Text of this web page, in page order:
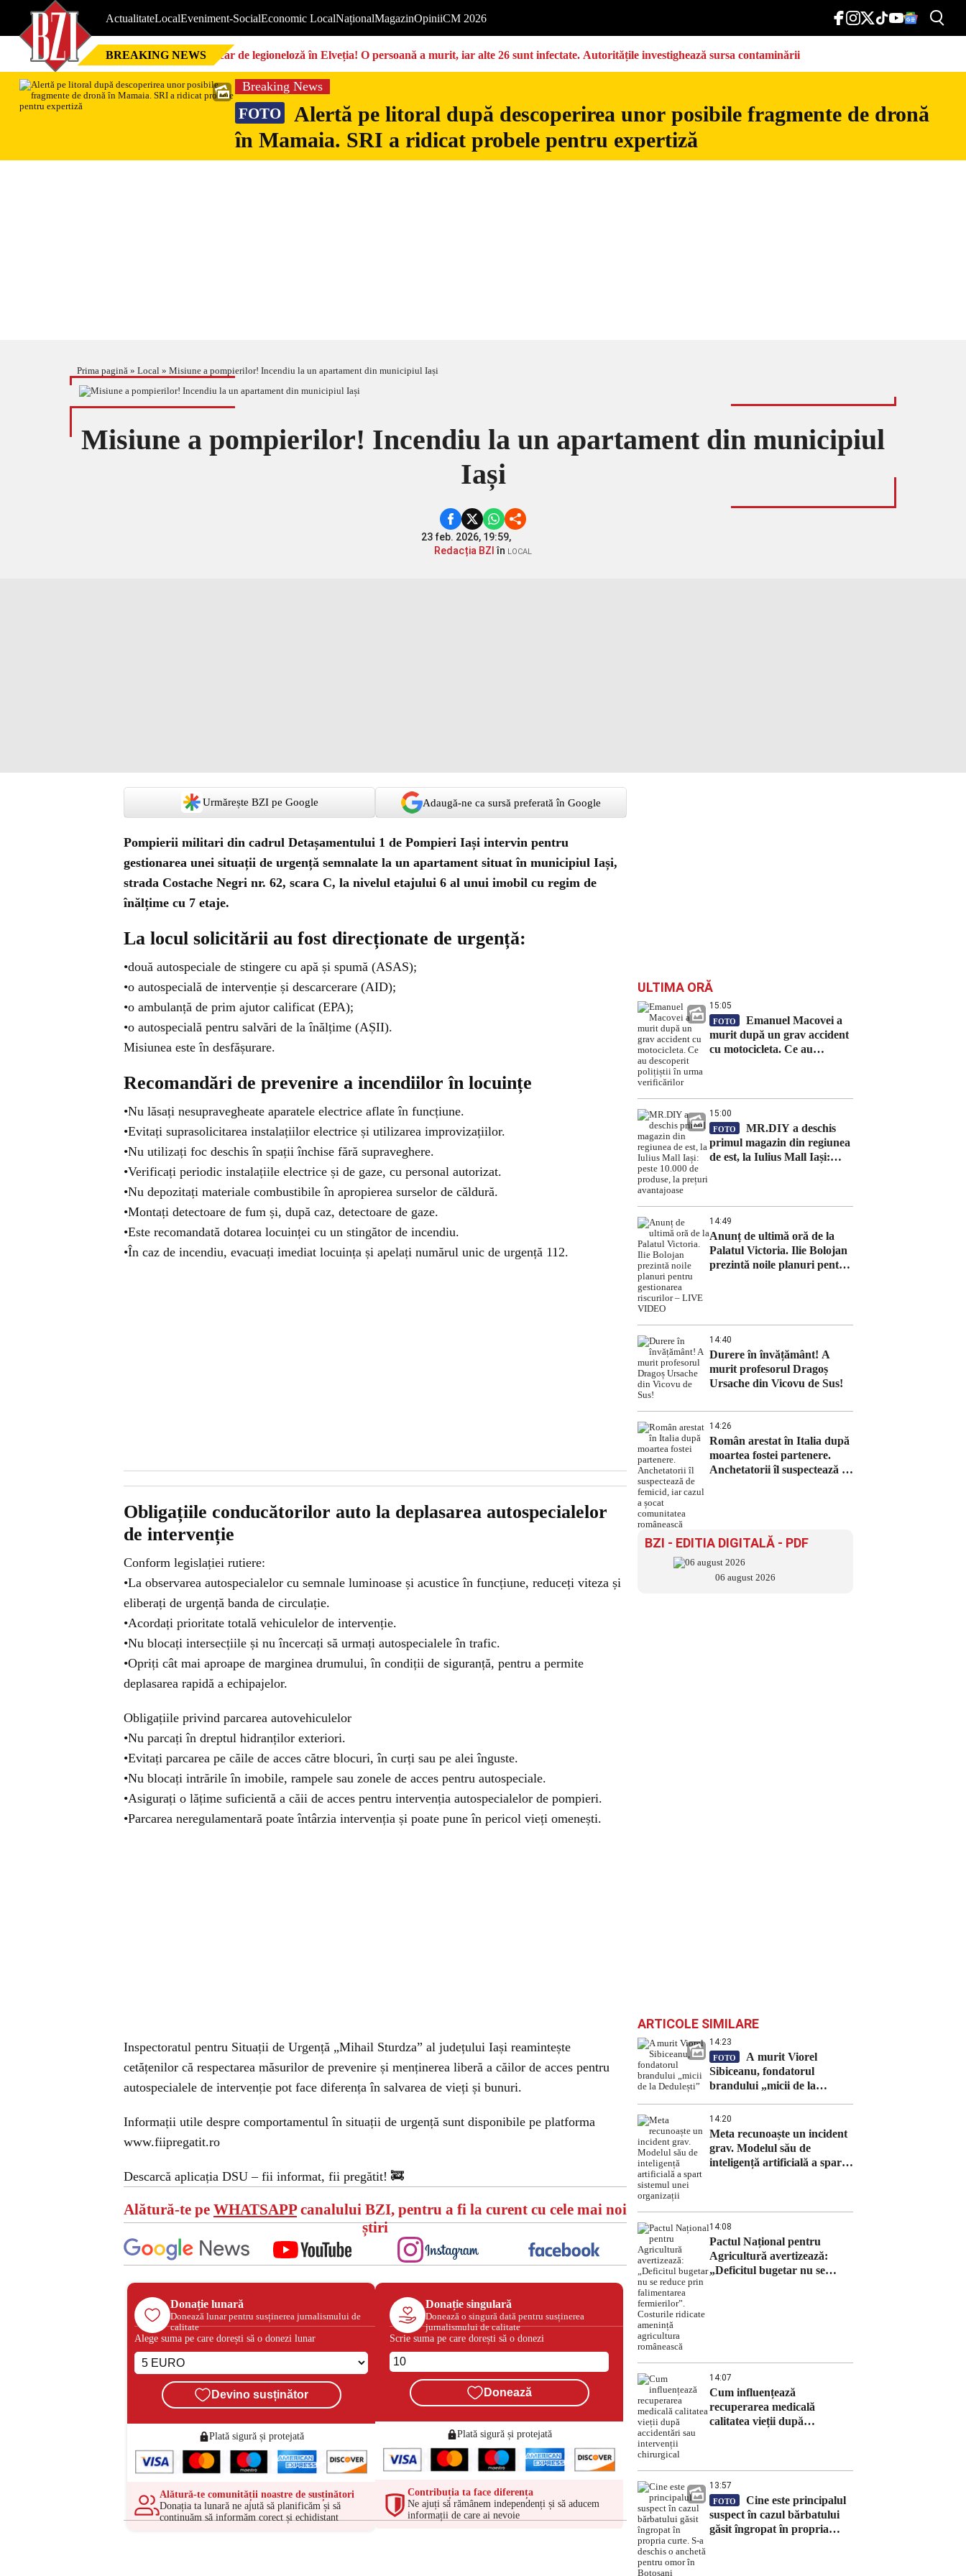
ActualitateLocalEveniment-SocialEconomic LocalNaționalMagazinOpiniiCM 2026
BREAKING NEWS Focar de legioneloză în Elveția! O persoană a murit, iar alte 26 sunt infectate. Autoritățile investighează sursa contaminării
Breaking News
FOTO
Alertă pe litoral după descoperirea unor posibile fragmente de dronă
în Mamaia. SRI a ridicat probele pentru expertiză
Prima pagină » Local » Misiune a pompierilor! Incendiu la un apartament din municipiul Iași
Misiune a pompierilor! Incendiu la un apartament din municipiul
Iași
23 feb. 2026, 19:59,
Redacția BZI în LOCAL
Urmărește BZI pe Google Adaugă-ne ca sursă preferată în Google
Pompierii militari din cadrul Detașamentului 1 de Pompieri Iași intervin pentru
gestionarea unei situații de urgență semnalate la un apartament situat în municipiul Iași,
strada Costache Negri nr. 62, scara C, la nivelul etajului 6 al unui imobil cu regim de
înălțime cu 7 etaje.
La locul solicitării au fost direcționate de urgență:
•două autospeciale de stingere cu apă și spumă (ASAS);
•o autospecială de intervenție și descarcerare (AID);
•o ambulanță de prim ajutor calificat (EPA);
•o autospecială pentru salvări de la înălțime (AȘII).
Misiunea este în desfășurare.
Recomandări de prevenire a incendiilor în locuințe
•Nu lăsați nesupravegheate aparatele electrice aflate în funcțiune.
•Evitați suprasolicitarea instalațiilor electrice și utilizarea improvizațiilor.
•Nu utilizați foc deschis în spații închise fără supraveghere.
•Verificați periodic instalațiile electrice și de gaze, cu personal autorizat.
•Nu depozitați materiale combustibile în apropierea surselor de căldură.
•Montați detectoare de fum și, după caz, detectoare de gaze.
•Este recomandată dotarea locuinței cu un stingător de incendiu.
•În caz de incendiu, evacuați imediat locuința și apelați numărul unic de urgență 112.
Obligațiile conducătorilor auto la deplasarea autospecialelor
de intervenție
Conform legislației rutiere:
•La observarea autospecialelor cu semnale luminoase și acustice în funcțiune, reduceți viteza și
eliberați de urgență banda de circulație.
•Acordați prioritate totală vehiculelor de intervenție.
•Nu blocați intersecțiile și nu încercați să urmați autospecialele în trafic.
•Opriți cât mai aproape de marginea drumului, în condiții de siguranță, pentru a permite
deplasarea rapidă a echipajelor.
Obligațiile privind parcarea autovehiculelor
•Nu parcați în dreptul hidranților exteriori.
•Evitați parcarea pe căile de acces către blocuri, în curți sau pe alei înguste.
•Nu blocați intrările în imobile, rampele sau zonele de acces pentru autospeciale.
•Asigurați o lățime suficientă a căii de acces pentru intervenția autospecialelor de pompieri.
•Parcarea neregulamentară poate întârzia intervenția și poate pune în pericol vieți omenești.
Inspectoratul pentru Situații de Urgență „Mihail Sturdza” al județului Iași reamintește
cetățenilor că respectarea măsurilor de prevenire și menținerea liberă a căilor de acces pentru
autospecialele de intervenție pot face diferența în salvarea de vieți și bunuri.
Informații utile despre comportamentul în situații de urgență sunt disponibile pe platforma
www.fiipregatit.ro
Descarcă aplicația DSU – fii informat, fii pregătit! 🚒
Alătură-te pe WHATSAPPcanalului BZI, pentru a fi la curent cu cele mai noi
știri
Donație lunară
Donează lunar pentru susținerea jurnalismului de
calitate
Alege suma pe care dorești să o donezi lunar
Devino susținător
Plată sigură și protejată
Alătură-te comunității noastre de susținători
Donația ta lunară ne ajută să planificăm și să
continuăm să informăm corect și echidistant
Donație singulară
Donează o singură dată pentru susținerea
jurnalismului de calitate
Scrie suma pe care dorești să o donezi
Donează
Plată sigură și protejată
Contribuția ta face diferența
Ne ajuți să rămânem independenți și să aducem
informații de care ai nevoie
ULTIMA ORĂ
15:05
FOTO
Emanuel Macovei a
murit după un grav accident
cu motocicleta. Ce au
15:00
FOTO
MR.DIY a deschis
primul magazin din regiunea
de est, la Iulius Mall Iași:
14:49
Anunț de ultimă oră de la
Palatul Victoria. Ilie Bolojan
prezintă noile planuri pentru
14:40
Durere în învățământ! A
murit profesorul Dragoș
Ursache din Vicovu de Sus!
14:26
Român arestat în Italia după
moartea fostei partenere.
Anchetatorii îl suspectează de
BZI - EDITIA DIGITALĂ - PDF
06 august 2026
ARTICOLE SIMILARE
14:23
FOTO
A murit Viorel
Sibiceanu, fondatorul
brandului „micii de la
14:20
Meta recunoaște un incident
grav. Modelul său de
inteligență artificială a spart
14:08
Pactul Național pentru
Agricultură avertizează:
„Deficitul bugetar nu se
14:07
Cum influențează
recuperarea medicală
calitatea vieții după
13:57
FOTO
Cine este principalul
suspect în cazul bărbatului
găsit îngropat în propria